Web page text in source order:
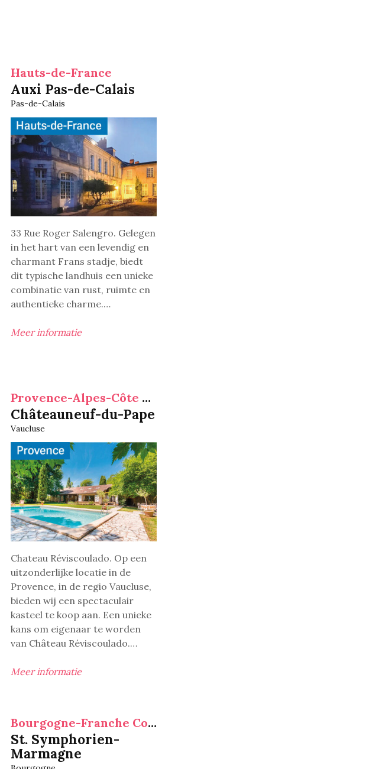
Hauts-de-France
Auxi Pas-de-Calais
Pas-de-Calais
33 Rue Roger Salengro. Gelegen
in het hart van een levendig en
charmant Frans stadje, biedt
dit typische landhuis een unieke
combinatie van rust, ruimte en
authentieke charme.…
Meer informatie
Provence-Alpes-Côte d'Azur
Châteauneuf-du-Pape
Vaucluse
Chateau Réviscoulado. Op een
uitzonderlijke locatie in de
Provence, in de regio Vaucluse,
bieden wij een spectaculair
kasteel te koop aan. Een unieke
kans om eigenaar te worden
van Château Réviscoulado.…
Meer informatie
Bourgogne-Franche Comté
St. Symphorien-
Marmagne